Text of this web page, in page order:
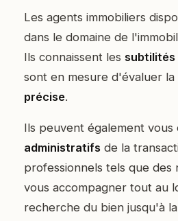
Les agents immobiliers
dans le domaine de
Ils connaissent les subtilités
sont en mesure d'évaluer
précise.
Ils peuvent également vous
administratifs de la
professionnels tels que des
vous accompagner tout au
recherche du bien jusqu'à